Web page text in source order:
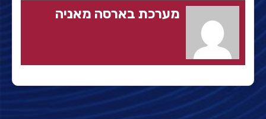
מערכת בארסה מאניה